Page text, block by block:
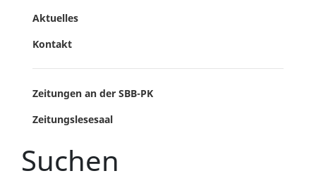
Aktuelles
Kontakt
Zeitungen an der SBB-PK
Zeitungslesesaal
Suchen